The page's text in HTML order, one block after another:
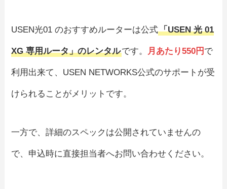
USEN光01 のおすすめルーターは公式「USEN 光 01
XG 専用ルータ」のレンタルです。 月あたり550円 で
利用出来て、USEN NETWORKS公式のサポートが受
けられることがメリットです。
一方で、詳細のスペックは公開されていませんの
で、申込時に直接担当者へお問い合わせください。